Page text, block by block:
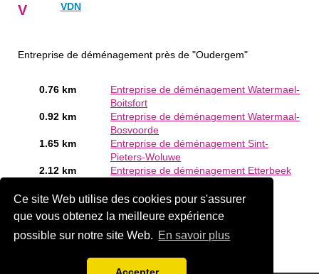
Ce site Web utilise des cookies pour s'assurer
que vous obtenez la meilleure expérience
possible sur notre site Web. En savoir plus
V VDN
Entreprise de déménagement près de "Oudergem"
0.76 km
Entreprise de déménagement Watermael-
Boitsfort
0.92 km
Entreprise de déménagement Watermaal-
Bosvoorde
1.65 km
Entreprise de déménagement Sint-
Pieters-Woluwe
2.12 km
Entreprise de déménagement Etterbeek
Êtes-vous ou connaissez-vous un Entreprise de
Ajouter une société
gratuitement